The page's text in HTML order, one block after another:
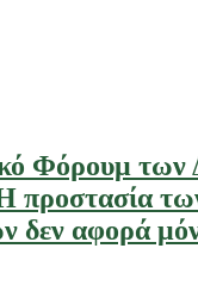
Φόρουμ των
προστασία
δεν αφορά